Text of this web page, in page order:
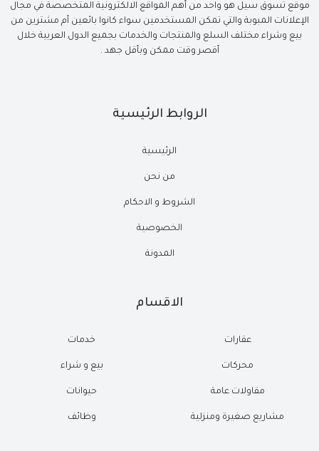
موقع تسوق سيل هو واحد من أهم المواقع الالكترونية المتخصصة في مجال
الإعلانات المبوبة والتي تمكن المستخدمين سواء كانوا بائعين أم مشترين من
بيع وشراء مختلف السلع والمنتجات والخدمات بجميع الدول العربية خلال
أقصر وقت ممكن وبأقل جهد .
الروابط الرئيسية
الرئيسية
من نحن
الشروط و الاحكام
الخصوصية
المدونة
الاقسام
عقارات
محركات
مقاولات عامة
مشاريع صغيرة ومنزلية
خدمات
بيع و شراء
حيوانات
وظائف